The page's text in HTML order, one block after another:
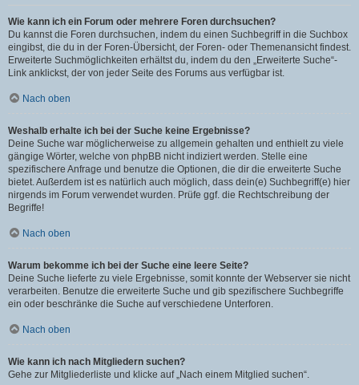
Wie kann ich ein Forum oder mehrere Foren durchsuchen?
Du kannst die Foren durchsuchen, indem du einen Suchbegriff in die Suchbox
eingibst, die du in der Foren-Übersicht, der Foren- oder Themenansicht findest.
Erweiterte Suchmöglichkeiten erhältst du, indem du den „Erweiterte Suche“-
Link anklickst, der von jeder Seite des Forums aus verfügbar ist.
Nach oben
Weshalb erhalte ich bei der Suche keine Ergebnisse?
Deine Suche war möglicherweise zu allgemein gehalten und enthielt zu viele
gängige Wörter, welche von phpBB nicht indiziert werden. Stelle eine
spezifischere Anfrage und benutze die Optionen, die dir die erweiterte Suche
bietet. Außerdem ist es natürlich auch möglich, dass dein(e) Suchbegriff(e) hier
nirgends im Forum verwendet wurden. Prüfe ggf. die Rechtschreibung der
Begriffe!
Nach oben
Warum bekomme ich bei der Suche eine leere Seite?
Deine Suche lieferte zu viele Ergebnisse, somit konnte der Webserver sie nicht
verarbeiten. Benutze die erweiterte Suche und gib spezifischere Suchbegriffe
ein oder beschränke die Suche auf verschiedene Unterforen.
Nach oben
Wie kann ich nach Mitgliedern suchen?
Gehe zur Mitgliederliste und klicke auf „Nach einem Mitglied suchen“.